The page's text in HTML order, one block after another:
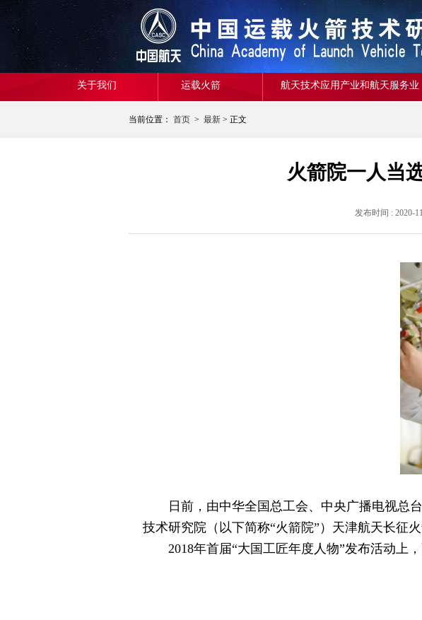
关于我们 运载火箭 航天技术应用产业和航天服务业
当前位置： 首页 > 最新 > 正文
火箭院一人当
发布时间 : 2020-
日前，由中华全国总工会、中央广播电视总台
技术研究院（以下简称“火箭院”）天津航天长征
2018年首届“大国工匠年度人物”发布活动上，